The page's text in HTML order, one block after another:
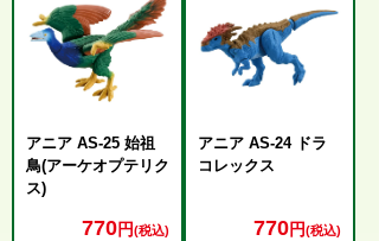
アニア AS-25 始祖
鳥(アーケオプテリク
ス)
770円(税込)
アニア AS-24 ドラ
コレックス
770円(税込)